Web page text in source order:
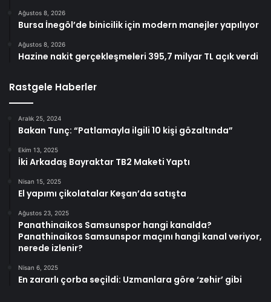
Ağustos 8, 2026
Bursa İnegöl’de binicilik için modern manejler yapılıyor
Ağustos 8, 2026
Hazine nakit gerçekleşmeleri 395,7 milyar TL açık verdi
Rastgele Haberler
Aralık 25, 2024
Bakan Tunç: “Patlamayla ilgili 10 kişi gözaltında”
Ekim 13, 2025
İki Arkadaş Bayraktar TB2 Maketi Yaptı
Nisan 15, 2025
El yapımı çikolatalar Keşan’da satışta
Ağustos 23, 2025
Panathinaikos Samsunspor hangi kanalda?
Panathinaikos Samsunspor maçını hangi kanal veriyor,
nerede izlenir?
Nisan 6, 2025
En zararlı çorba seçildi: Uzmanlara göre ‘zehir’ gibi